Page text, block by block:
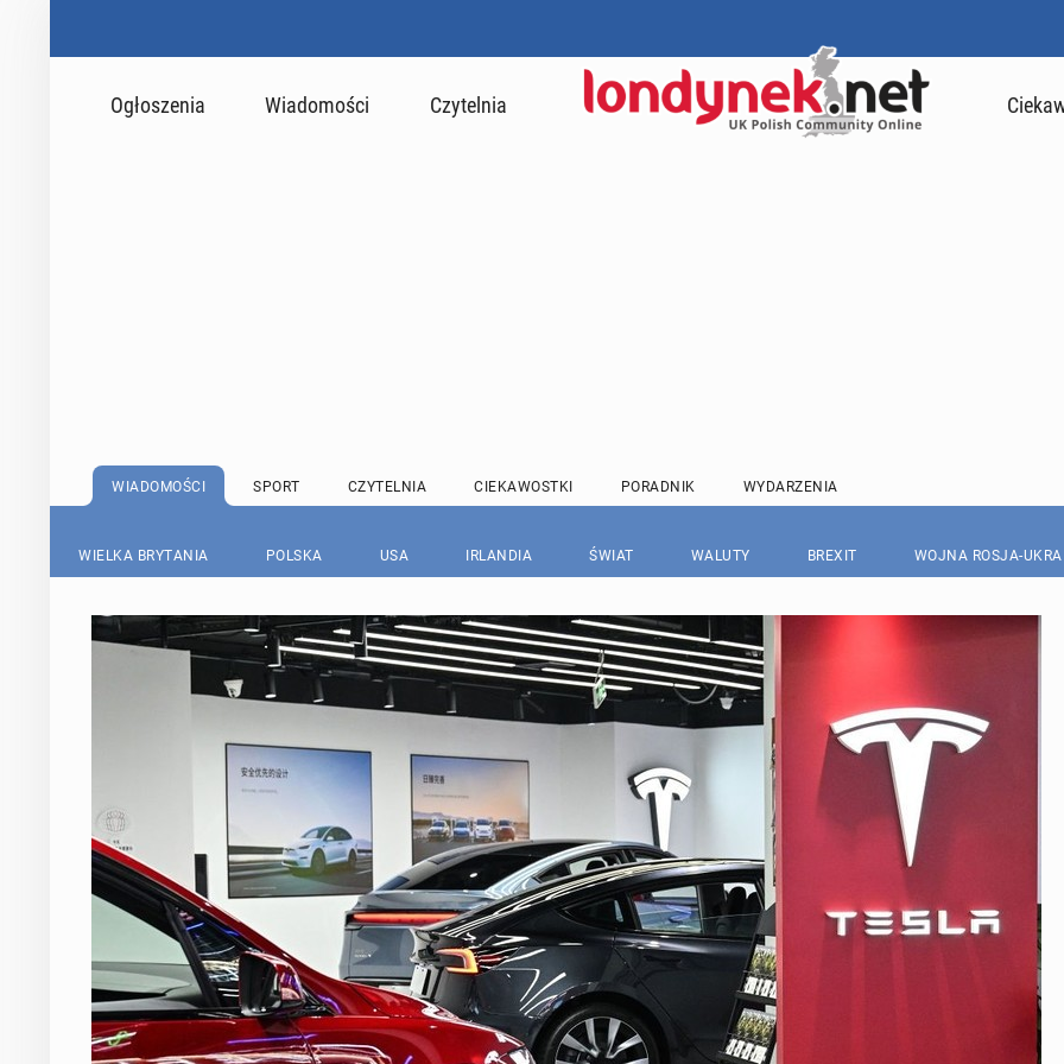
Ogłoszenia Wiadomości Czytelnia
WIADOMOŚCI SPORT CZYTELNIA CIEKAWOSTKI PORADNIK WYDARZENIA
WIELKA BRYTANIA POLSKA USA IRLANDIA ŚWIAT WALUTY BREXIT WOJNA ROSJA-